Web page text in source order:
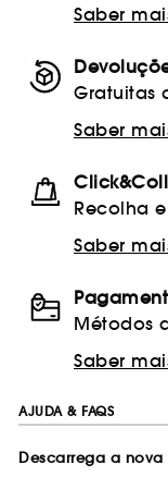
Saber
Gratuitas
Saber
Recolha
Saber
Métodos
Saber
AJUDA & FAQS
Descarrega a nova